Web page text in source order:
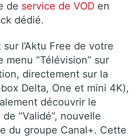
de service de VOD en
dédié.
l’Aktu Free de votre
menu “Télévision” sur
directement sur la
Delta, One et mini 4K),
découvrir le
“Validé”, nouvelle
du groupe Canal+. Cette